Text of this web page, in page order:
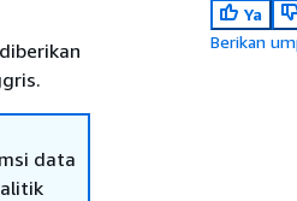
data
Ya
Berikan